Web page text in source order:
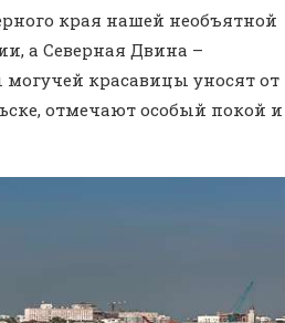
края нашей необъятной
а Северная Двина –
красавицы уносят от
отмечают особый покой и